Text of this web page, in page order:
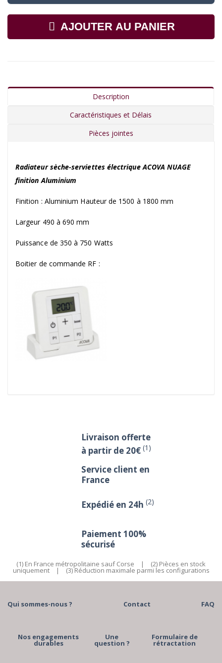
AJOUTER AU PANIER
Description
Caractéristiques et Délais
Pièces jointes
Radiateur sèche-serviettes électrique ACOVA NUAGE
finition Aluminium
Finition : Aluminium Hauteur de 1500 à 1800 mm
Largeur 490 à 690 mm
Puissance de 350 à 750 Watts
Boitier de commande RF :
Livraison offerte
à partir de 20€ (1)
Service client en
France
Expédié en 24h (2)
Paiement 100%
sécurisé
(1) En France métropolitaine sauf Corse | (2) Pièces en stock
uniquement | (3) Réduction maximale parmi les configurations
Qui sommes-nous ? Contact FAQ
Nos engagements
durables
Une
question ?
Formulaire de
rétractation